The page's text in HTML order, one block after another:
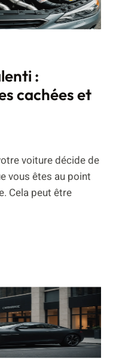
:
cachées et
voiture décide de
vous êtes au point
Cela peut être